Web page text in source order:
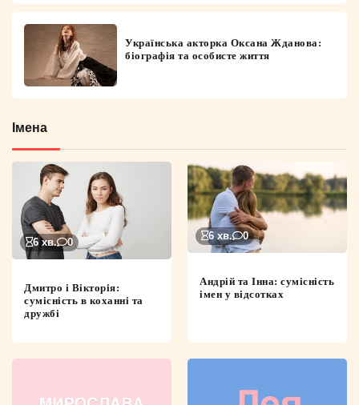
Українська акторка Оксана Жданова:
біографія та особисте життя
Імена
6 хв. 0
Дмитро і Вікторія:
сумісність в коханні та
дружбі
6 хв. 0
Андрій та Інна: сумісність
імен у відсотках